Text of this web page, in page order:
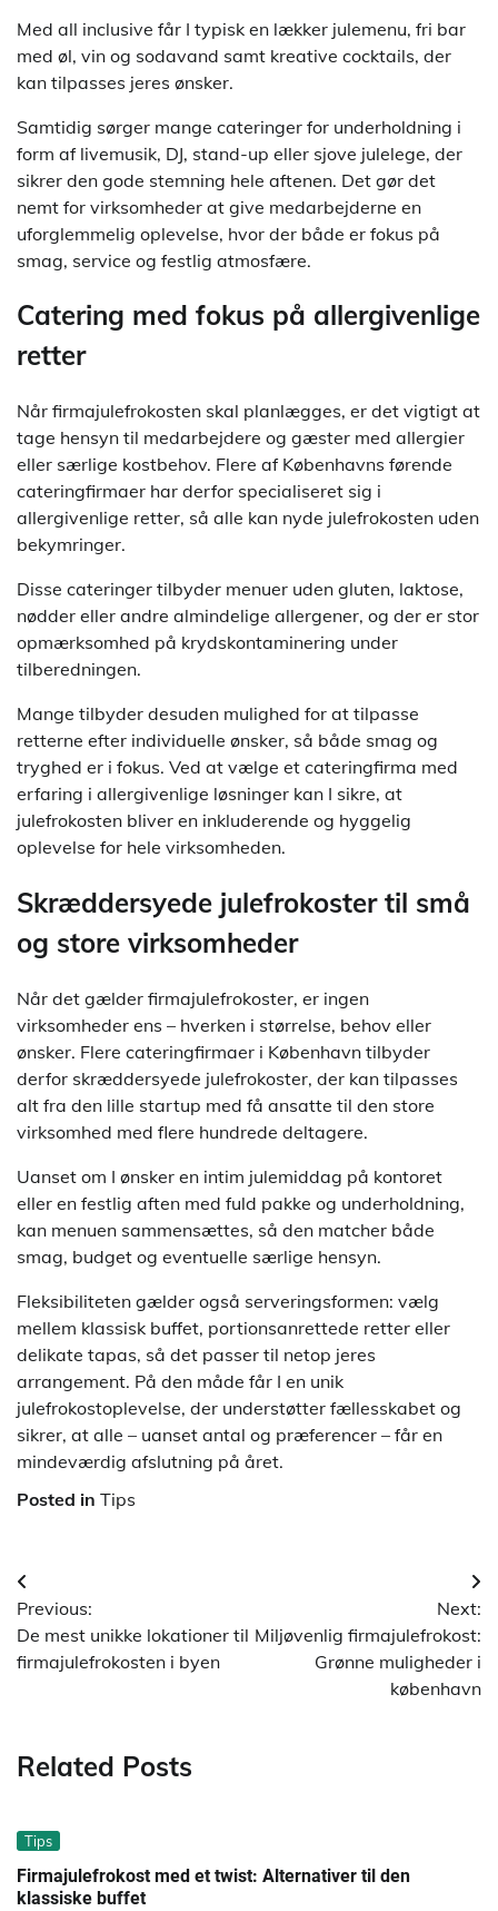
Med all inclusive får I typisk en lækker julemenu, fri bar
med øl, vin og sodavand samt kreative cocktails, der
kan tilpasses jeres ønsker.
Samtidig sørger mange cateringer for underholdning i
form af livemusik, DJ, stand-up eller sjove julelege, der
sikrer den gode stemning hele aftenen. Det gør det
nemt for virksomheder at give medarbejderne en
uforglemmelig oplevelse, hvor der både er fokus på
smag, service og festlig atmosfære.
Catering med fokus på allergivenlige
retter
Når firmajulefrokosten skal planlægges, er det vigtigt at
tage hensyn til medarbejdere og gæster med allergier
eller særlige kostbehov. Flere af Københavns førende
cateringfirmaer har derfor specialiseret sig i
allergivenlige retter, så alle kan nyde julefrokosten uden
bekymringer.
Disse cateringer tilbyder menuer uden gluten, laktose,
nødder eller andre almindelige allergener, og der er stor
opmærksomhed på krydskontaminering under
tilberedningen.
Mange tilbyder desuden mulighed for at tilpasse
retterne efter individuelle ønsker, så både smag og
tryghed er i fokus. Ved at vælge et cateringfirma med
erfaring i allergivenlige løsninger kan I sikre, at
julefrokosten bliver en inkluderende og hyggelig
oplevelse for hele virksomheden.
Skræddersyede julefrokoster til små
og store virksomheder
Når det gælder firmajulefrokoster, er ingen
virksomheder ens – hverken i størrelse, behov eller
ønsker. Flere cateringfirmaer i København tilbyder
derfor skræddersyede julefrokoster, der kan tilpasses
alt fra den lille startup med få ansatte til den store
virksomhed med flere hundrede deltagere.
Uanset om I ønsker en intim julemiddag på kontoret
eller en festlig aften med fuld pakke og underholdning,
kan menuen sammensættes, så den matcher både
smag, budget og eventuelle særlige hensyn.
Fleksibiliteten gælder også serveringsformen: vælg
mellem klassisk buffet, portionsanrettede retter eller
delikate tapas, så det passer til netop jeres
arrangement. På den måde får I en unik
julefrokostoplevelse, der understøtter fællesskabet og
sikrer, at alle – uanset antal og præferencer – får en
mindeværdig afslutning på året.
Posted in Tips
Indlægsnavigation
Previous:
De mest unikke lokationer til
firmajulefrokosten i byen
Next:
Miljøvenlig firmajulefrokost:
Grønne muligheder i
københavn
Related Posts
Tips
Firmajulefrokost med et twist: Alternativer til den
klassiske buffet